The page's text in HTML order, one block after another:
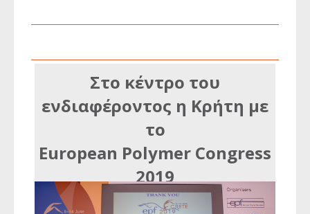
Στο κέντρο του
ενδιαφέροντος η Κρήτη με
το
European Polymer Congress
2019